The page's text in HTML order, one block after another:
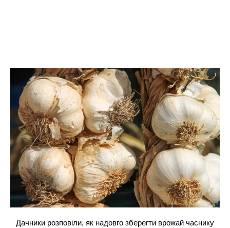
Дачники розповіли, як надовго зберегти врожай часнику